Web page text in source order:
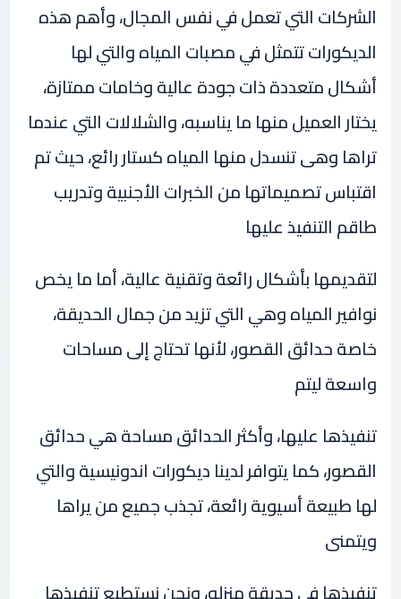
الشركات التي تعمل في نفس المجال، وأهم هذه
الديكورات تتمثل في مصبات المياه والتي لها
أشكال متعددة ذات جودة عالية وخامات ممتازة،
يختار العميل منها ما يناسبه، والشلالات التي عندما
تراها وهى تنسدل منها المياه كستار رائع، حيث تم
اقتباس تصميماتها من الخبرات الأجنبية وتدريب
طاقم التنفيذ عليها
لتقديمها بأشكال رائعة وتقنية عالية، أما ما يخص
نوافير المياه وهي التي تزيد من جمال الحديقة،
خاصة حدائق القصور، لأنها تحتاج إلى مساحات
واسعة ليتم
تنفيذها عليها، وأكثر الحدائق مساحة هي حدائق
القصور، كما يتوافر لدينا ديكورات اندونيسية والتي
لها طبيعة أسيوية رائعة، تجذب جميع من يراها
ويتمنى